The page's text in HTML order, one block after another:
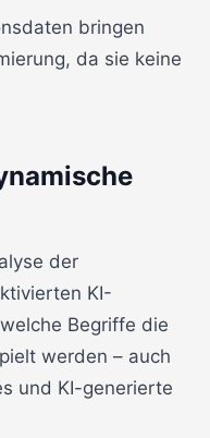
bringen
da sie keine
der
KI-
Begriffe die
werden – auch
und KI-generierte